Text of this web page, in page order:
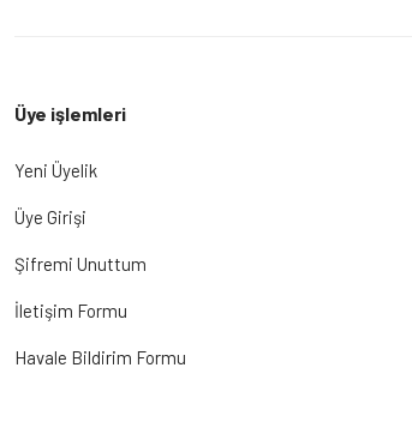
Üye işlemleri
Yeni Üyelik
Üye Girişi
Şifremi Unuttum
İletişim Formu
Havale Bildirim Formu